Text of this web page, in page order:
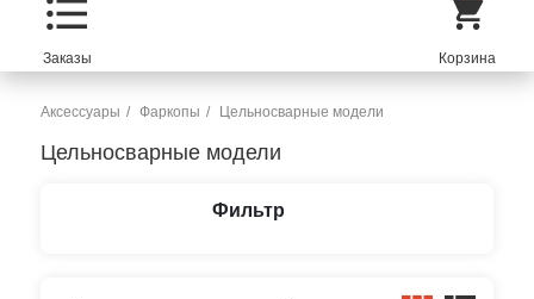
Аксессуары Фаркопы Цельносварные модели
Цельносварные модели
Фильтр